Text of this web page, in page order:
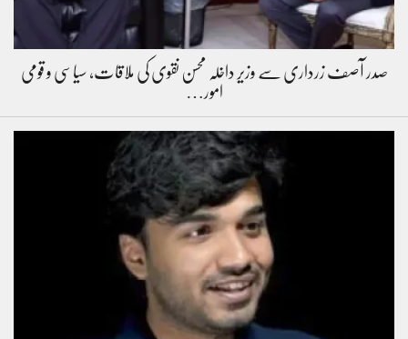
صدر آصف زرداری سے وزیر داخلہ محسن نقوی کی ملاقات، سیاسی و قومی
امور…